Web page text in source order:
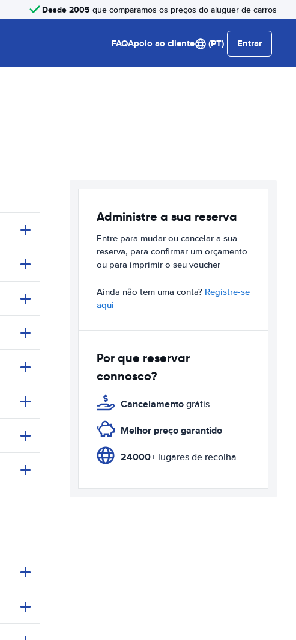
Desde 2005 que comparamos os preços do aluguer de carros
FAQApoio ao cliente (PT) Entrar
Administre a sua reserva
Entre para mudar ou cancelar a sua
reserva, para confirmar um orçamento
ou para imprimir o seu voucher
Ainda não tem uma conta? Registre-se
aqui
Por que reservar
connosco?
Cancelamento grátis
Melhor preço garantido
24000+ lugares de recolha